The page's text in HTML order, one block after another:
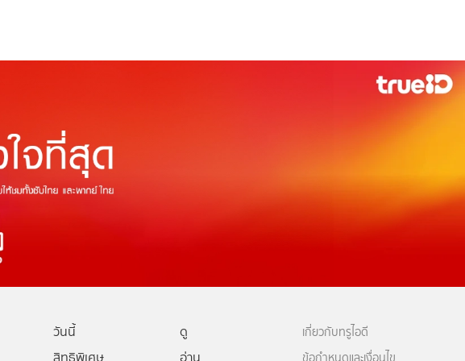
วันนี้
ดู
เกี่ยวกับทรูไอดี